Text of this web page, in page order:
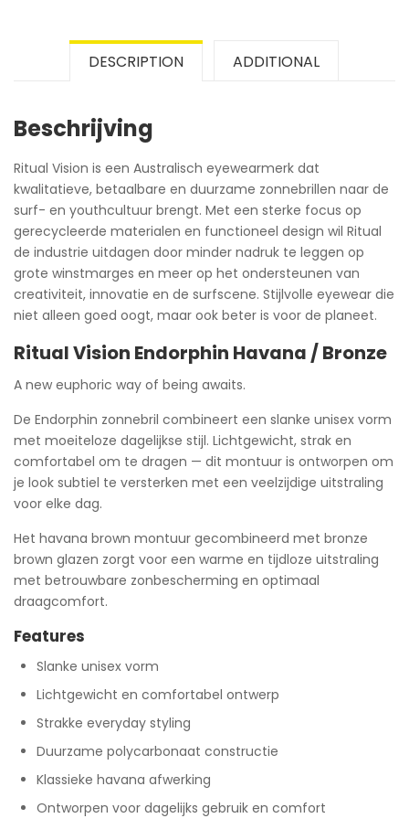
DESCRIPTION ADDITIONAL
Beschrijving
Ritual Vision is een Australisch eyewearmerk dat
kwalitatieve, betaalbare en duurzame zonnebrillen naar de
surf- en youthcultuur brengt. Met een sterke focus op
gerecycleerde materialen en functioneel design wil Ritual
de industrie uitdagen door minder nadruk te leggen op
grote winstmarges en meer op het ondersteunen van
creativiteit, innovatie en de surfscene. Stijlvolle eyewear die
niet alleen goed oogt, maar ook beter is voor de planeet.
Ritual Vision Endorphin Havana / Bronze
A new euphoric way of being awaits.
De Endorphin zonnebril combineert een slanke unisex vorm
met moeiteloze dagelijkse stijl. Lichtgewicht, strak en
comfortabel om te dragen — dit montuur is ontworpen om
je look subtiel te versterken met een veelzijdige uitstraling
voor elke dag.
Het havana brown montuur gecombineerd met bronze
brown glazen zorgt voor een warme en tijdloze uitstraling
met betrouwbare zonbescherming en optimaal
draagcomfort.
Features
Slanke unisex vorm
Lichtgewicht en comfortabel ontwerp
Strakke everyday styling
Duurzame polycarbonaat constructie
Klassieke havana afwerking
Ontworpen voor dagelijks gebruik en comfort